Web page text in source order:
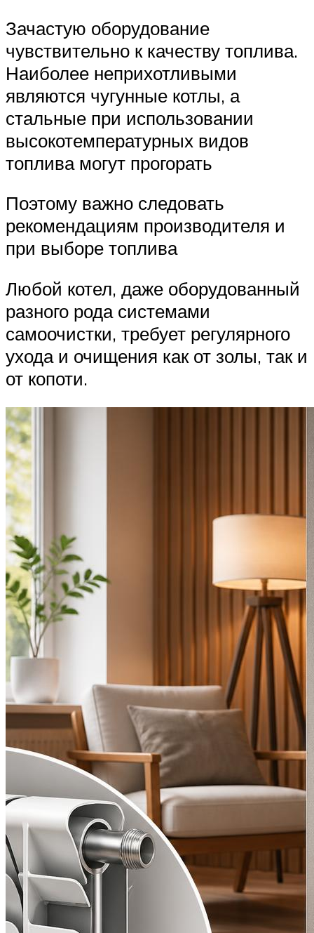
Зачастую оборудование
чувствительно к качеству топлива.
Наиболее неприхотливыми
являются чугунные котлы, а
стальные при использовании
высокотемпературных видов
топлива могут прогорать
Поэтому важно следовать
рекомендациям производителя и
при выборе топлива
Любой котел, даже оборудованный
разного рода системами
самоочистки, требует регулярного
ухода и очищения как от золы, так и
от копоти.